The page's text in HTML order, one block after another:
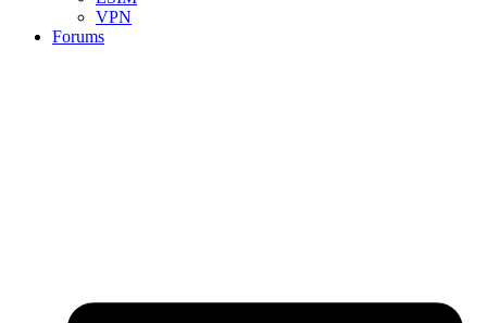
VPN
Forums